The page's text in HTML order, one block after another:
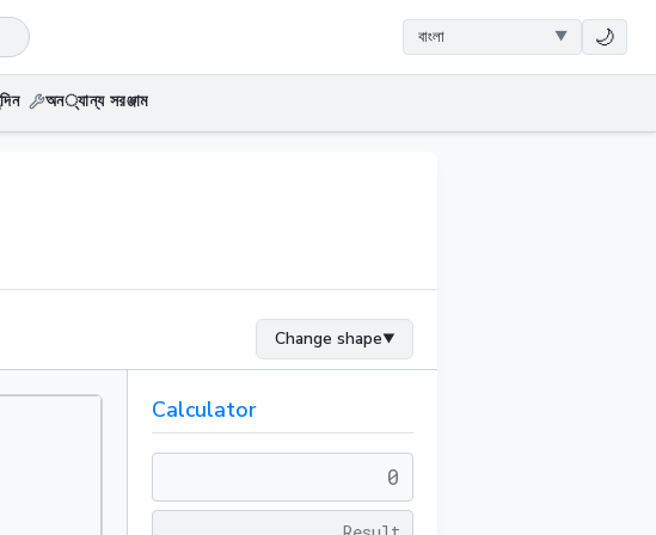
🌙
অন्যান্য সরঞ্জাম
Change shape▼
Calculator